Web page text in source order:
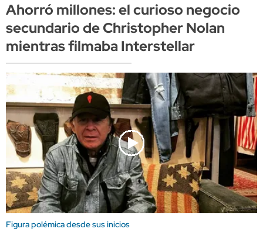
Ahorró millones: el curioso negocio
secundario de Christopher Nolan
mientras filmaba Interstellar
Figura polémica desde sus inicios